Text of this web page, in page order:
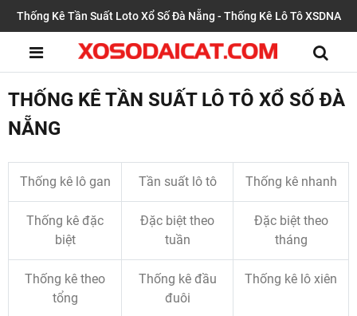
Thống Kê Tần Suất Loto Xổ Số Đà Nẵng - Thống Kê Lô Tô XSDNA
THỐNG KÊ TẦN SUẤT LÔ TÔ XỔ SỐ ĐÀ
NẴNG
Thống kê lô gan Tần suất lô tô Thống kê nhanh
Thống kê đặc
biệt
Đặc biệt theo
tuần
Đặc biệt theo
tháng
Thống kê theo
tổng
Thống kê đầu
đuôi
Thống kê lô xiên